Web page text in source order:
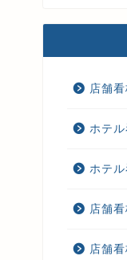
店舗
ホテ
ホテ
店舗
店舗